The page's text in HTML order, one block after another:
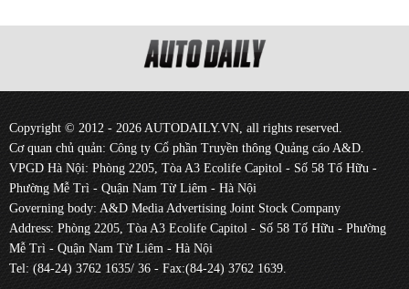
Copyright © 2012 - 2026 AUTODAILY.VN, all rights reserved.
Cơ quan chủ quản: Công ty Cổ phần Truyền thông Quảng cáo A&D.
VPGD Hà Nội: Phòng 2205, Tòa A3 Ecolife Capitol - Số 58 Tố Hữu -
Phường Mễ Trì - Quận Nam Từ Liêm - Hà Nội
Governing body: A&D Media Advertising Joint Stock Company
Address: Phòng 2205, Tòa A3 Ecolife Capitol - Số 58 Tố Hữu - Phường
Mễ Trì - Quận Nam Từ Liêm - Hà Nội
Tel: (84-24) 3762 1635/ 36 - Fax:(84-24) 3762 1639.